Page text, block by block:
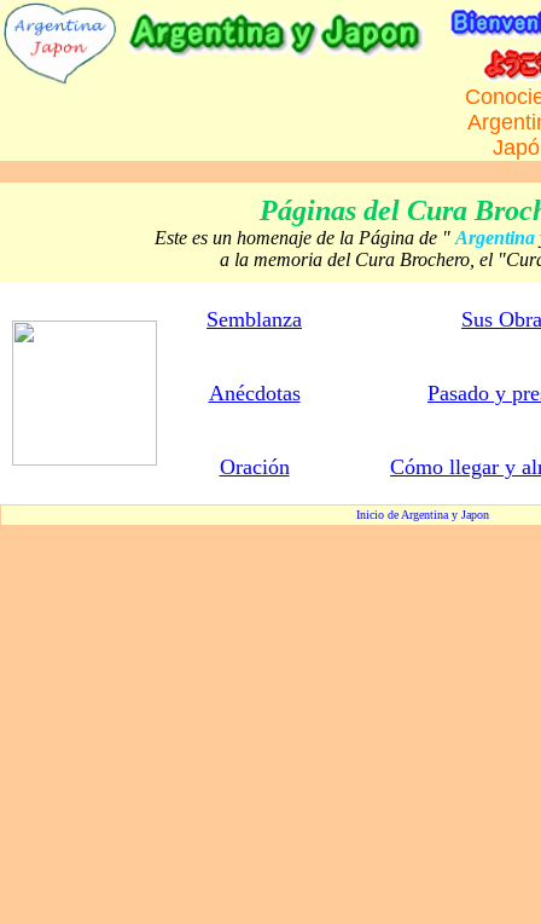
Páginas del Cura
Este es un homenaje de la Página de " Argentina
a la memoria del Cura Brochero, el
Semblanza Sus
Anécdotas Pasado y
Oración Cómo llegar y
Inicio de Argentina y Japon